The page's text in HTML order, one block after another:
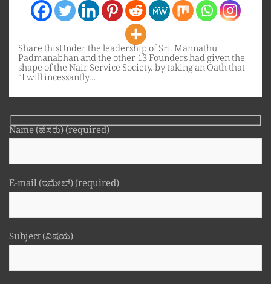
Share thisUnder the leadership of Sri. Mannathu
Padmanabhan and the other 13 Founders had given the
shape of the Nair Service Society. by taking an Oath that
“I will incessantly…
Name (ಹೆಸರು) (required)
E-mail (ಇಮೇಲ್) (required)
Subject (ವಿಷಯ)